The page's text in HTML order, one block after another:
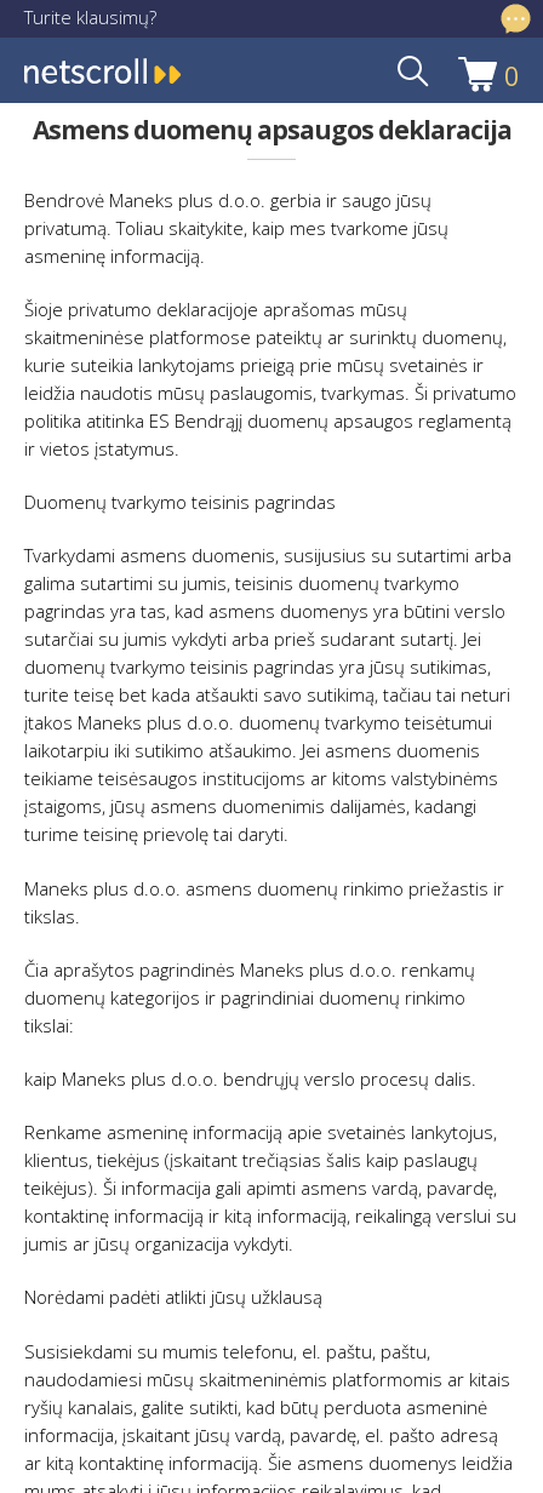
Turite klausimų?
info@netscroll.lt
Pereiti
prie
meniu
Pereiti
prie
turinio
0
Asmens duomenų apsaugos deklaracija
Bendrovė Maneks plus d.o.o. gerbia ir saugo jūsų
privatumą. Toliau skaitykite, kaip mes tvarkome jūsų
asmeninę informaciją.
Šioje privatumo deklaracijoje aprašomas mūsų
skaitmeninėse platformose pateiktų ar surinktų duomenų,
kurie suteikia lankytojams prieigą prie mūsų svetainės ir
leidžia naudotis mūsų paslaugomis, tvarkymas. Ši privatumo
politika atitinka ES Bendrąjį duomenų apsaugos reglamentą
ir vietos įstatymus.
Duomenų tvarkymo teisinis pagrindas
Tvarkydami asmens duomenis, susijusius su sutartimi arba
galima sutartimi su jumis, teisinis duomenų tvarkymo
pagrindas yra tas, kad asmens duomenys yra būtini verslo
sutarčiai su jumis vykdyti arba prieš sudarant sutartį. Jei
duomenų tvarkymo teisinis pagrindas yra jūsų sutikimas,
turite teisę bet kada atšaukti savo sutikimą, tačiau tai neturi
įtakos Maneks plus d.o.o. duomenų tvarkymo teisėtumui
laikotarpiu iki sutikimo atšaukimo. Jei asmens duomenis
teikiame teisėsaugos institucijoms ar kitoms valstybinėms
įstaigoms, jūsų asmens duomenimis dalijamės, kadangi
turime teisinę prievolę tai daryti.
Maneks plus d.o.o. asmens duomenų rinkimo priežastis ir
tikslas.
Čia aprašytos pagrindinės Maneks plus d.o.o. renkamų
duomenų kategorijos ir pagrindiniai duomenų rinkimo
tikslai:
kaip Maneks plus d.o.o. bendrųjų verslo procesų dalis.
Renkame asmeninę informaciją apie svetainės lankytojus,
klientus, tiekėjus (įskaitant trečiąsias šalis kaip paslaugų
teikėjus). Ši informacija gali apimti asmens vardą, pavardę,
kontaktinę informaciją ir kitą informaciją, reikalingą verslui su
jumis ar jūsų organizacija vykdyti.
Norėdami padėti atlikti jūsų užklausą
Susisiekdami su mumis telefonu, el. paštu, paštu,
naudodamiesi mūsų skaitmeninėmis platformomis ar kitais
ryšių kanalais, galite sutikti, kad būtų perduota asmeninė
informacija, įskaitant jūsų vardą, pavardę, el. pašto adresą
ar kitą kontaktinę informaciją. Šie asmens duomenys leidžia